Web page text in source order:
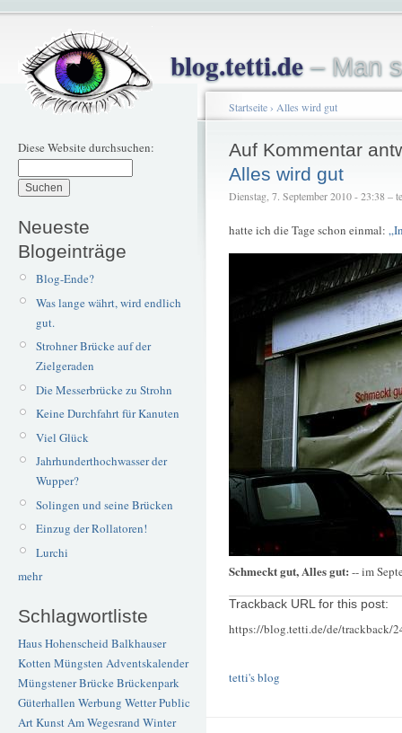
blog.tetti.de– Man
Diese Website durchsuchen:
Neueste
Blogeinträge
Blog-Ende?
Was lange währt, wird endlich
gut.
Strohner Brücke auf der
Zielgeraden
Die Messerbrücke zu Strohn
Keine Durchfahrt für Kanuten
Viel Glück
Jahrhunderthochwasser der
Wupper?
Solingen und seine Brücken
Einzug der Rollatoren!
Lurchi
mehr
Schlagwortliste
Haus Hohenscheid Balkhauser
Kotten Müngsten Adventskalender
Müngstener BrückeBrückenpark
Güterhallen Werbung WetterPublic
ArtKunstAm Wegesrand Winter
Startseite› Alles wird gut
Auf Kommentar
Alles wird gut
Dienstag, 7. September 2010 - 23:38 –
hatte ich die Tage schon einmal:
Schmeckt gut, Alles gut: -- im
Trackback URL for this post:
https://blog.tetti.de/de/trackback/
tetti's blog